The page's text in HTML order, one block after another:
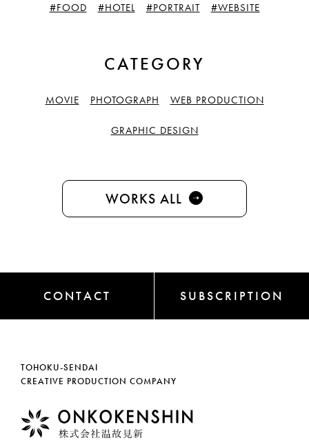
#FOOD #HOTEL #PORTRAIT #WEBSITE
CATEGORY
MOVIE PHOTOGRAPH WEB PRODUCTION
GRAPHIC DESIGN
WORKS ALL
CONTACT SUBSCRIPTION
TOHOKU-SENDAI
CREATIVE PRODUCTION COMPANY